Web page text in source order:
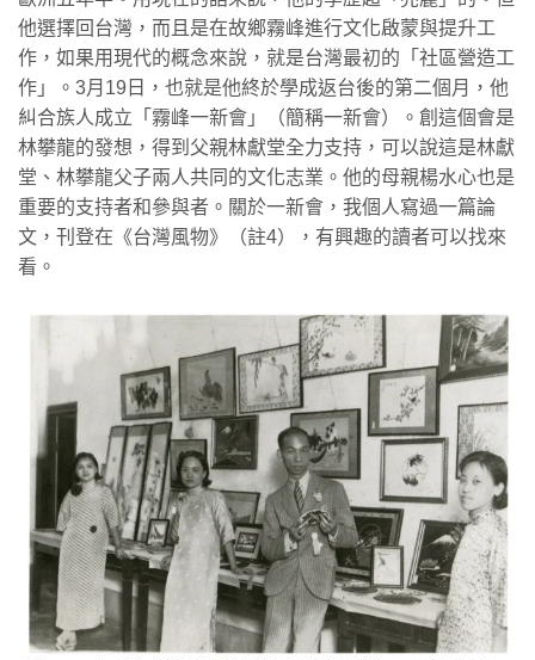
他選擇回台灣，而且是在故鄉霧峰進行文化啟蒙與提升工
作，如果用現代的概念來說，就是台灣最初的「社區營造工
作」。3月19日，也就是他終於學成返台後的第二個月，他
糾合族人成立「霧峰一新會」（簡稱一新會）。創這個會是
林攀龍的發想，得到父親林獻堂全力支持，可以說這是林獻
堂、林攀龍父子兩人共同的文化志業。他的母親楊水心也是
重要的支持者和參與者。關於一新會，我個人寫過一篇論
文，刊登在《台灣風物》（註4），有興趣的讀者可以找來
看。